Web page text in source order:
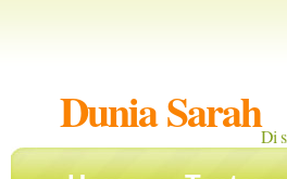
Dunia SarahDi